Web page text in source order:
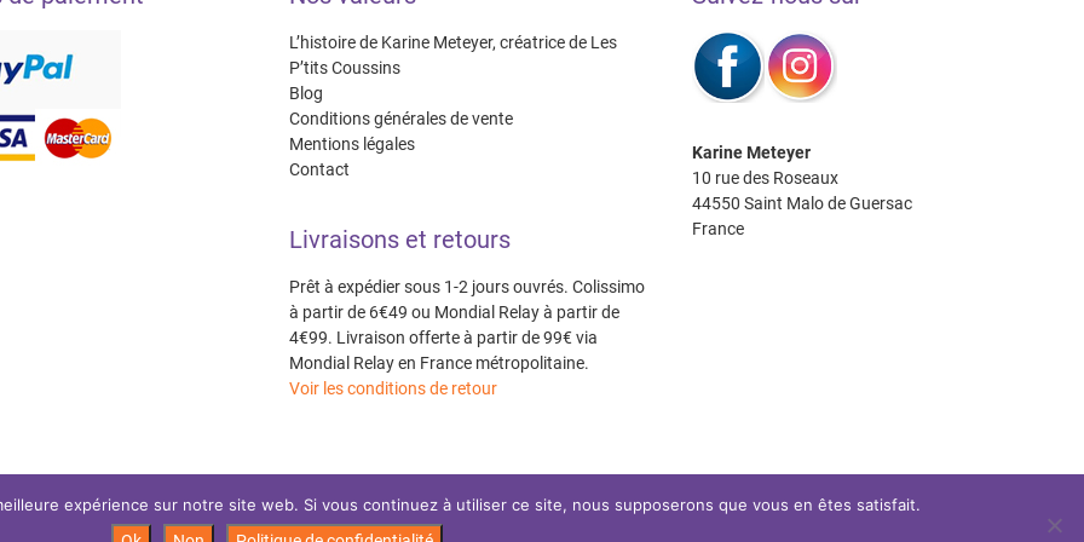
L’histoire de Karine Meteyer, créatrice de Les
P’tits Coussins
Blog
Conditions générales de vente
Mentions légales
Contact
Livraisons et retours
Prêt à expédier sous 1-2 jours ouvrés. Colissimo
à partir de 6€49 ou Mondial Relay à partir de
4€99. Livraison offerte à partir de 99€ via
Mondial Relay en France métropolitaine.
Voir les conditions de retour
Karine Meteyer
10 rue des Roseaux
44550 Saint Malo de Guersac
France
| © 2026
expérience sur notre site web. Si vous continuez à utiliser ce site, nous supposerons que vous en êtes satisfait.